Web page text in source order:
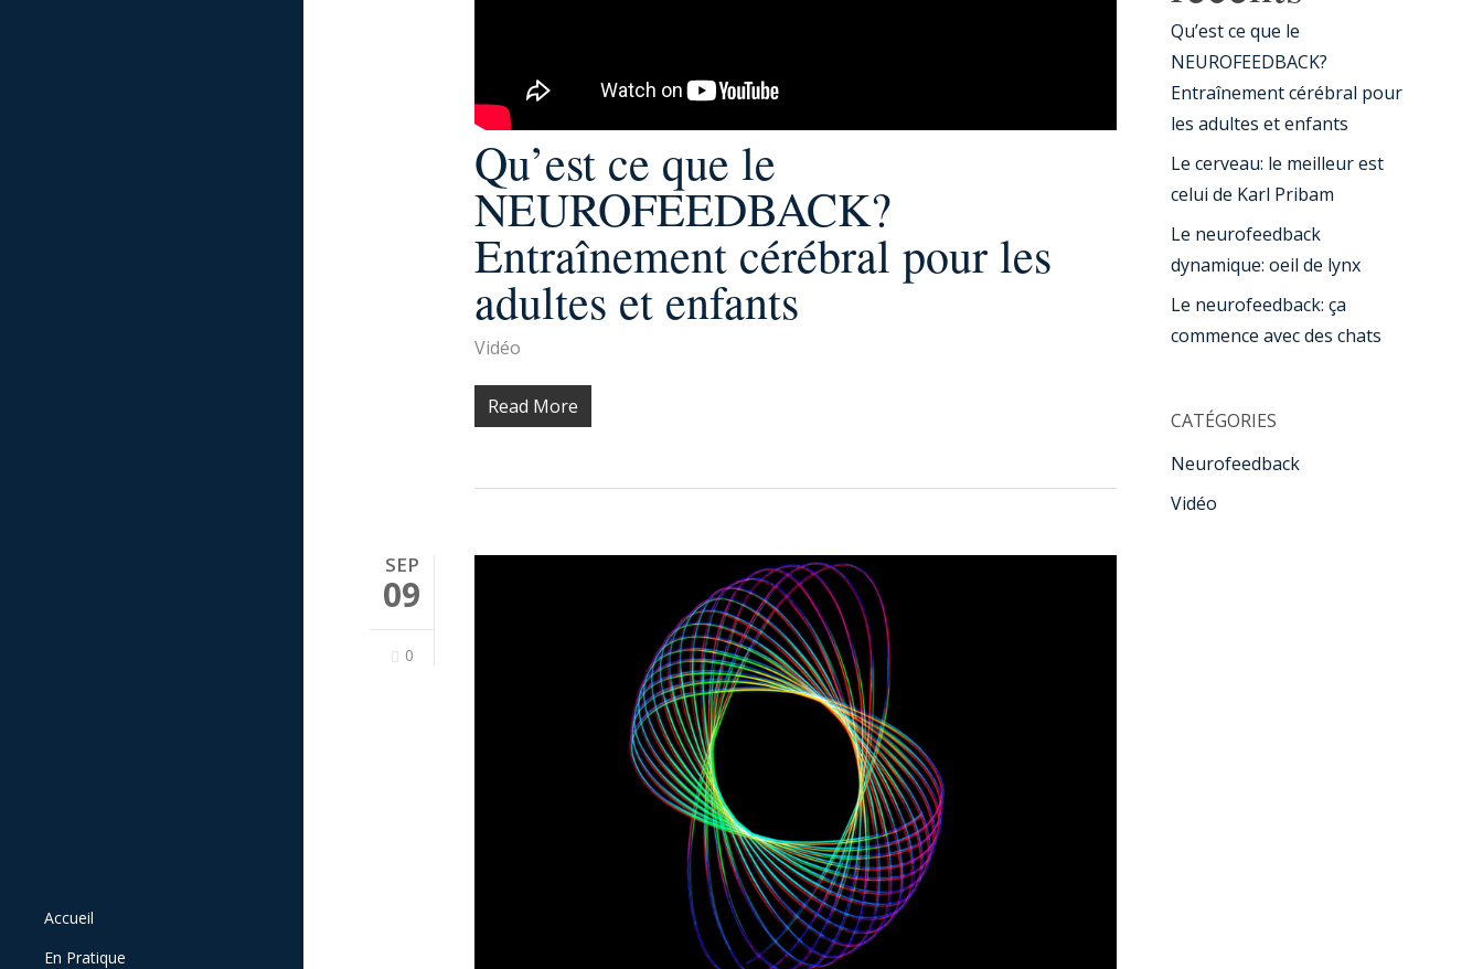
Accueil
En Pratique
Qu’est ce que le
NEUROFEEDBACK?
Entraînement cérébral pour les
adultes et enfants
Vidéo
Read More
SEP
09
0
Qu’est ce que le
NEUROFEEDBACK?
Entraînement cérébral pour
les adultes et enfants
Le cerveau: le meilleur est
celui de Karl Pribam
Le neurofeedback
dynamique: oeil de lynx
Le neurofeedback: ça
commence avec des chats
CATÉGORIES
Neurofeedback
Vidéo